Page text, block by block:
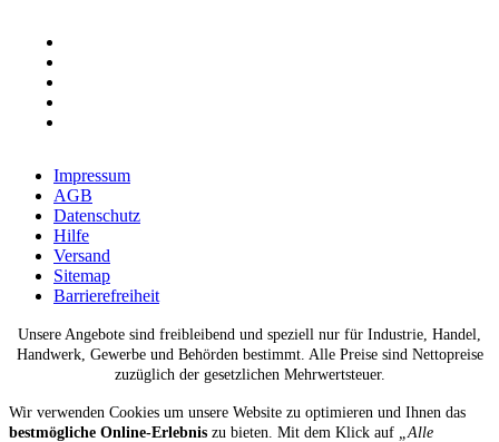
Impressum
AGB
Datenschutz
Hilfe
Versand
Sitemap
Barrierefreiheit
Unsere Angebote sind freibleibend und speziell nur für Industrie, Handel,
Handwerk, Gewerbe und Behörden bestimmt. Alle Preise sind Nettopreise
zuzüglich der gesetzlichen Mehrwertsteuer.
Wir verwenden Cookies um unsere Website zu optimieren und Ihnen das
bestmögliche Online-Erlebnis zu bieten. Mit dem Klick auf „Alle